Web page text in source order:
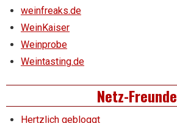
weinfreaks.de
WeinKaiser
Weinprobe
Weintasting.de
Netz-Freunde
Hertzlich gebloggt